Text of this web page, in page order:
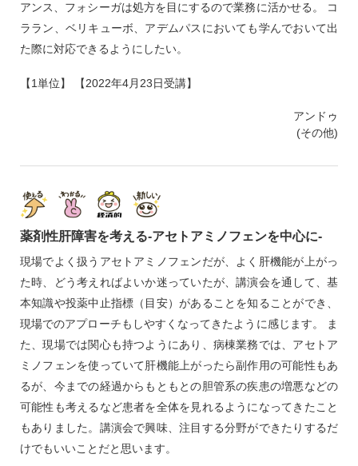
アンス、フォシーガは処方を目にするので業務に活かせる。 コ
ララン、ベリキューボ、アデムパスにおいても学んでおいて出
た際に対応できるようにしたい。
【1単位】 【2022年4月23日受講】
アンドゥ
(その他)
薬剤性肝障害を考える‐アセトアミノフェンを中心に‐
現場でよく扱うアセトアミノフェンだが、よく肝機能が上がっ
た時、どう考えればよいか迷っていたが、講演会を通して、基
本知識や投薬中止指標（目安）があることを知ることができ、
現場でのアプローチもしやすくなってきたように感じます。 ま
た、現場では関心も持つようにあり、病棟業務では、アセトア
ミノフェンを使っていて肝機能上がったら副作用の可能性もあ
るが、今までの経過からもともとの胆管系の疾患の増悪などの
可能性も考えるなど患者を全体を見れるようになってきたこと
もありました。講演会で興味、注目する分野ができたりするだ
けでもいいことだと思います。